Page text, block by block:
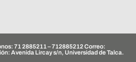
71 2885211 – 712885212 Correo:
Avenida Lircay s/n, Universidad de Talca.